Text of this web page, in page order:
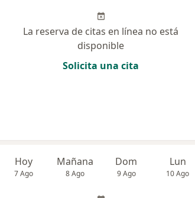
La reserva de citas en línea no está
disponible
Solicita una cita
Hoy
7 Ago
Mañana
8 Ago
Dom
9 Ago
Lun
10 Ago